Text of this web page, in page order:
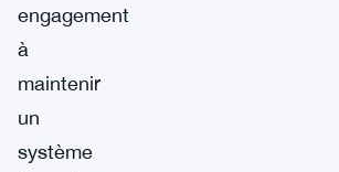
engagement
à
maintenir
un
système